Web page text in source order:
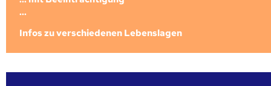
...
Infos zu verschiedenen Lebenslagen